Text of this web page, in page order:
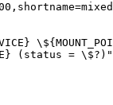
(status = \$?)"